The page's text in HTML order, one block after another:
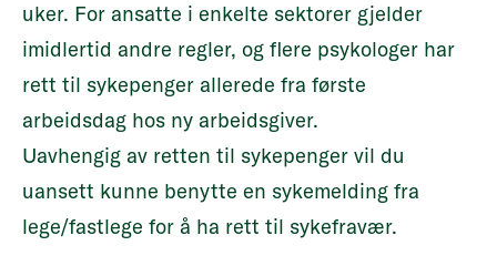
uker. For ansatte i enkelte sektorer gjelder
imidlertid andre regler, og flere psykologer har
rett til sykepenger allerede fra første
arbeidsdag hos ny arbeidsgiver.
Uavhengig av retten til sykepenger vil du
uansett kunne benytte en sykemelding fra
lege/fastlege for å ha rett til sykefravær.